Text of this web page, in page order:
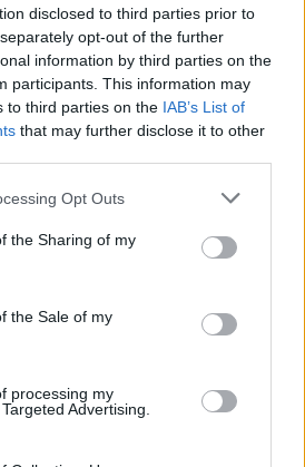
disclosed to third parties prior to
opt-out of the further
information by third parties on the
participants. This information may
to third parties on the IAB’s List of
that may further disclose it to other
app uses one or more Google
usage behaviour. You may click to
Google and its third-party tags to
specified purposes in below Google
Opt Outs
the Sharing of my
the Sale of my
processing my
Advertising.